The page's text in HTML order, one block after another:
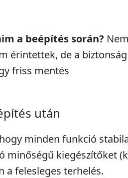
a beépítés során?
érintettek, de a biztonság
friss mentés
után
minden funkció
minőségű kiegészítőket
a felesleges terhelés.